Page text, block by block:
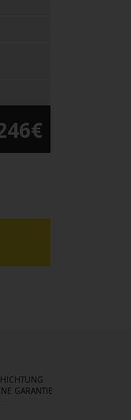
GARANTIE